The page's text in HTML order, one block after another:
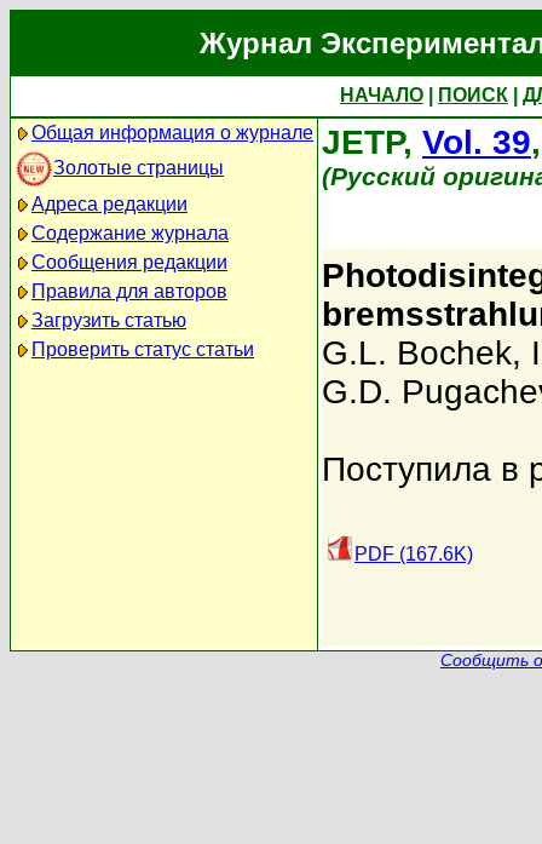
Журнал
НАЧАЛО ПОИСК
Общая информация о журнале
Золотые страницы
Адреса редакции
Содержание журнала
Сообщения редакции
Правила для авторов
Загрузить статью
Проверить статус статьи
JETP, Vol. 39
(Русский
G.L. Bochek,
G.D.
Поступила в
PDF (167.6K)
Сообщить о